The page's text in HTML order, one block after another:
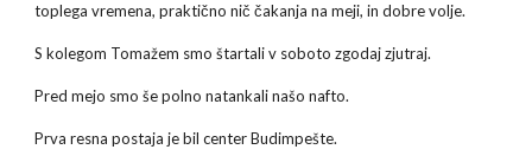
toplega vremena, praktično nič čakanja na meji, in dobre volje.
S kolegom Tomažem smo štartali v soboto zgodaj zjutraj.
Pred mejo smo še polno natankali našo nafto.
Prva resna postaja je bil center Budimpešte.